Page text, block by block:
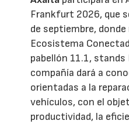
Frankfurt 2026, que
de septiembre,
Ecosistema
pabellón 11.1, stands
compañía dará a
orientadas a la
vehículos, con el
productividad, la